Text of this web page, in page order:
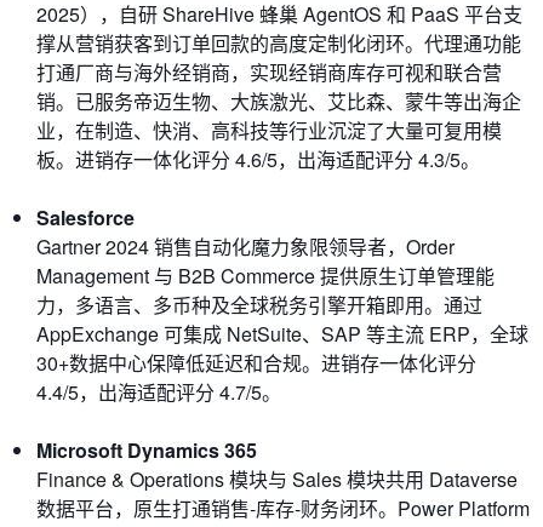
2025），自研 ShareHive 蜂巢 AgentOS 和 PaaS 平台支
撑从营销获客到订单回款的高度定制化闭环。代理通功能
打通厂商与海外经销商，实现经销商库存可视和联合营
销。已服务帝迈生物、大族激光、艾比森、蒙牛等出海企
业，在制造、快消、高科技等行业沉淀了大量可复用模
板。进销存一体化评分 4.6/5，出海适配评分 4.3/5。
Salesforce
Gartner 2024 销售自动化魔力象限领导者，Order
Management 与 B2B Commerce 提供原生订单管理能
力，多语言、多币种及全球税务引擎开箱即用。通过
AppExchange 可集成 NetSuite、SAP 等主流 ERP，全球
30+数据中心保障低延迟和合规。进销存一体化评分
4.4/5，出海适配评分 4.7/5。
Microsoft Dynamics 365
Finance & Operations 模块与 Sales 模块共用 Dataverse
数据平台，原生打通销售‑库存‑财务闭环。Power Platform